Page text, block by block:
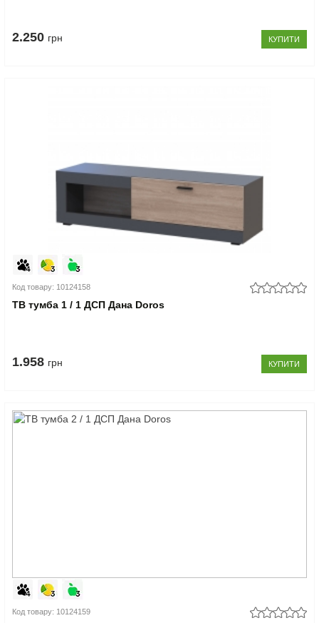
2.250 грн КУПИТИ
Код товару: 10124158
ТВ тумба 1 / 1 ДСП Дана Doros
1.958 грн КУПИТИ
Код товару: 10124159